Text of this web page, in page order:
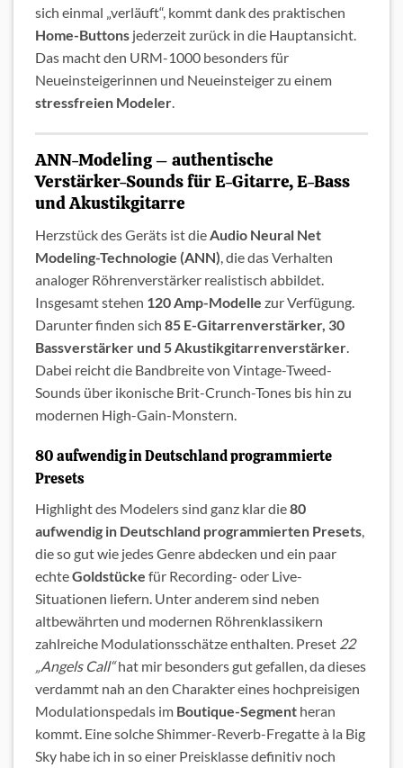
sich einmal „verläuft“, kommt dank des praktischen
Home-Buttons jederzeit zurück in die Hauptansicht.
Das macht den URM-1000 besonders für
Neueinsteigerinnen und Neueinsteiger zu einem
stressfreien Modeler.
ANN-Modeling – authentische
Verstärker-Sounds für E-Gitarre, E-Bass
und Akustikgitarre
Herzstück des Geräts ist dieAudio Neural Net
Modeling-Technologie (ANN), die das Verhalten
analoger Röhrenverstärker realistisch abbildet.
Insgesamt stehen 120 Amp-Modelle zur Verfügung.
Darunter finden sich 85 E-Gitarrenverstärker, 30
Bassverstärker und 5 Akustikgitarrenverstärker.
Dabei reicht die Bandbreite von Vintage-Tweed-
Sounds über ikonische Brit-Crunch-Tones bis hin zu
modernen High-Gain-Monstern.
80 aufwendig in Deutschland programmierte
Presets
Highlight des Modelers sind ganz klar die80
aufwendig in Deutschland programmierten Presets
die so gut wie jedes Genre abdecken und ein paar
echteGoldstücke für Recording- oder Live-
Situationen liefern. Unter anderem sind neben
altbewährten und modernen Röhrenklassikern
zahlreiche Modulationsschätze enthalten. Preset 22
„Angels Call“hat mir besonders gut gefallen, da dieses
verdammt nah an den Charakter eines hochpreisigen
Modulationspedals im Boutique-Segment heran
kommt. Eine solche Shimmer-Reverb-Fregatte à la Big
Sky habe ich in so einer Preisklasse definitiv noch